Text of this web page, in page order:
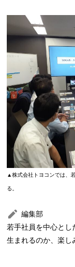
▲株式会社トヨコンでは、
る。
編集部
若手社員を中心と
生まれるのか、楽し